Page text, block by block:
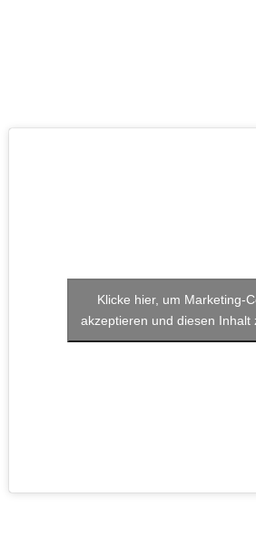
Klicke hier, um Marketing-
akzeptieren und diesen Inhalt